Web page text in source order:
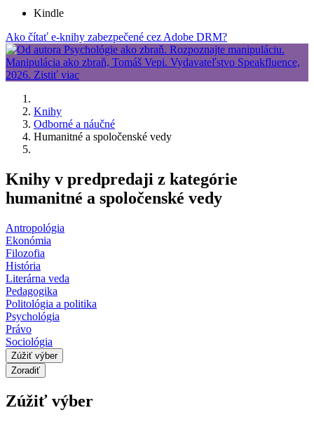
Kindle
Ako čítať e-knihy zabezpečené cez Adobe DRM?
Knihy
Odborné a náučné
Humanitné a spoločenské vedy
Knihy v predpredaji z kategórie
humanitné a spoločenské vedy
Antropológia
Ekonómia
Filozofia
História
Literárna veda
Pedagogika
Politológia a politika
Psychológia
Právo
Sociológia
Zúžiť výber
Zoradiť
Zúžiť výber